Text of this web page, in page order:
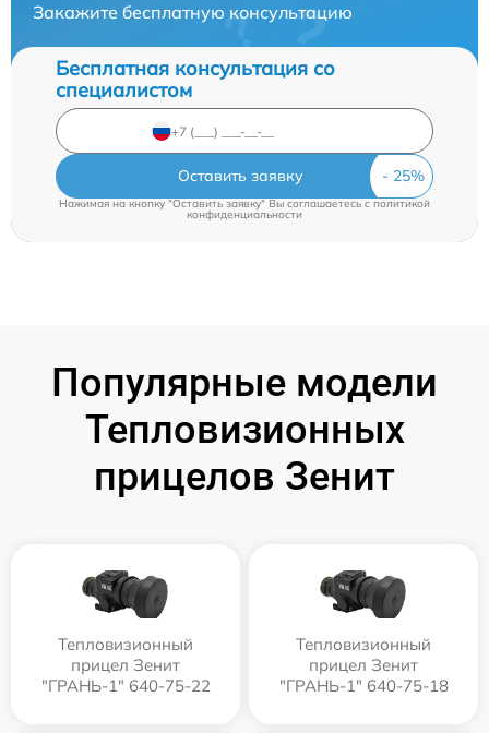
Закажите бесплатную консультацию
Бесплатная консультация со
специалистом
Оставить заявку
Нажимая на кнопку "Оставить заявку" Вы соглашаетесь c политикой
конфиденциальности
Популярные модели
Тепловизионных
прицелов Зенит
Тепловизионный
прицел Зенит
"ГРАНЬ-1" 640-75-22
Тепловизионный
прицел Зенит
"ГРАНЬ-1" 640-75-18